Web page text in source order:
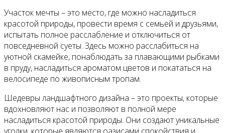
Участок мечты – это место, где можно насладиться
красотой природы, провести время с семьей и друзьями,
испытать полное расслабление и отключиться от
повседневной суеты. Здесь можно расслабиться на
уютной скамейке, понаблюдать за плавающими рыбками
в пруду, насладиться ароматом цветов и покататься на
велосипеде по живописным тропам.
Шедевры ландшафтного дизайна – это проекты, которые
вдохновляют нас и позволяют в полной мере
насладиться красотой природы. Они создают уникальные